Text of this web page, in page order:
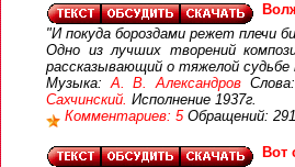
"И покуда бороздами режет плечи
Одно из лучших творений
рассказывающий о тяжелой судьбе
Музыка:А. В. Александров
Сахчинский. Исполнение 1937г.
Комментариев: 5 Обращений:
Вот